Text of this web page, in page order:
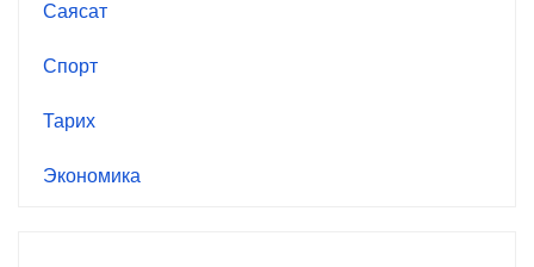
Саясат
Спорт
Тарих
Экономика